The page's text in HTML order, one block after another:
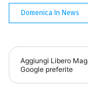
Domenica In News
Aggiungi Libero
Google preferite